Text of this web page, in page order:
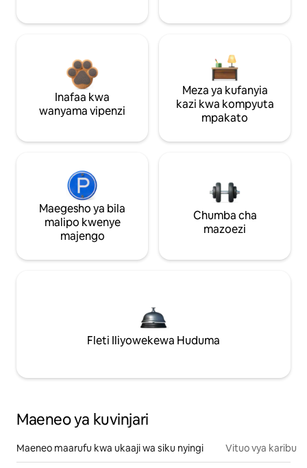
Inafaa kwa
wanyama vipenzi
Meza ya kufanyia
kazi kwa kompyuta
mpakato
Maegesho ya bila
malipo kwenye
majengo
Chumba cha
mazoezi
Fleti Iliyowekewa Huduma
Maeneo ya kuvinjari
Maeneo maarufu kwa ukaaji wa siku nyingi Vituo vya karibu